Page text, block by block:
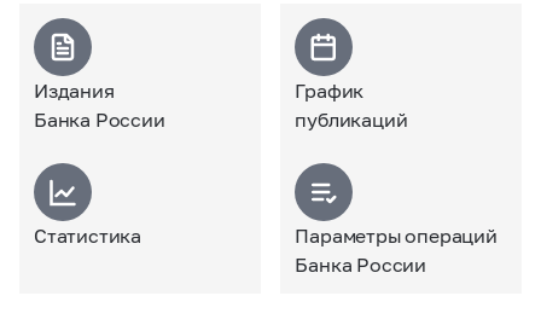
Издания
Банка России
График
публикаций
Статистика
Параметры операций
Банка России